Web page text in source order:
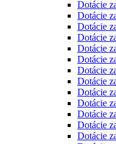
Dotácie
Dotácie
Dotácie
Dotácie
Dotácie
Dotácie
Dotácie
Dotácie
Dotácie
Dotácie
Dotácie
Dotácie
Dotácie